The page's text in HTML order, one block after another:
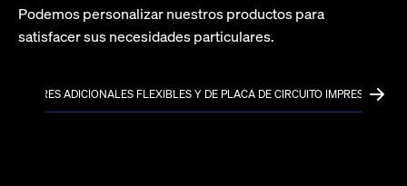
Podemos personalizar nuestros productos para
satisfacer sus necesidades particulares.
ADICIONALES FLEXIBLES Y DE PLACA DE CIRCUITO IMPRESO